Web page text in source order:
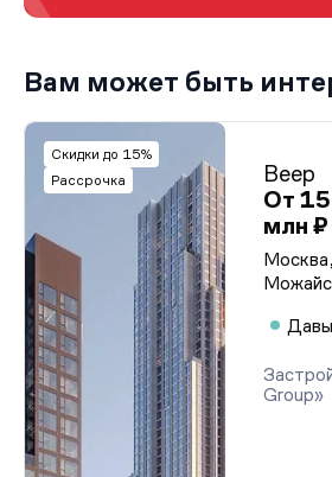
Вам может быть
Скидки до 15%
Рассрочка
Веер
От
млн ₽
Group»